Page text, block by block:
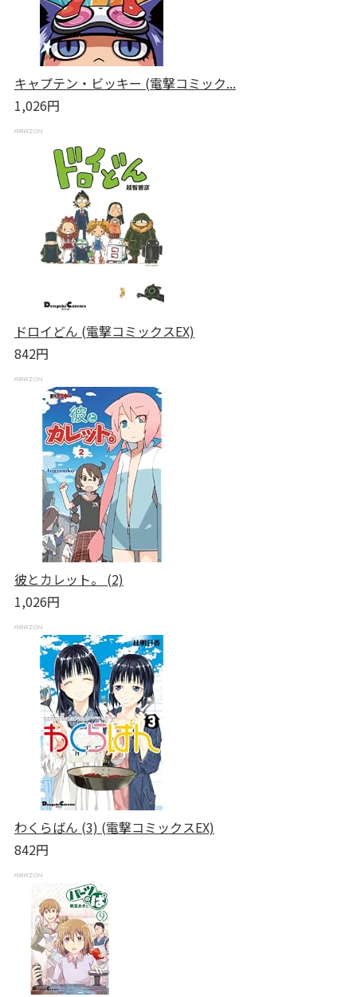
キャプテン・ビッキー (電撃コミック...
1,026円
ドロイどん (電撃コミックスEX)
842円
彼とカレット。 (2)
1,026円
わくらばん (3) (電撃コミックスEX)
842円